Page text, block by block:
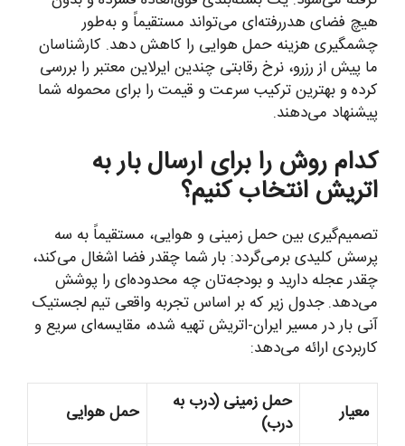
هیچ فضای هدررفته‌ای می‌تواند مستقیماً و به‌طور
چشمگیری هزینه حمل هوایی را کاهش دهد. کارشناسان
ما پیش از رزرو، نرخ رقابتی چندین ایرلاین معتبر را بررسی
کرده و بهترین ترکیب سرعت و قیمت را برای محموله شما
پیشنهاد می‌دهند.
کدام روش را برای ارسال بار به
اتریش انتخاب کنیم؟
تصمیم‌گیری بین حمل زمینی و هوایی، مستقیماً به سه
پرسش کلیدی برمی‌گردد: بار شما چقدر فضا اشغال می‌کند،
چقدر عجله دارید و بودجه‌تان چه محدوده‌ای را پوشش
می‌دهد. جدول زیر که بر اساس تجربه واقعی تیم لجستیک
آنی بار در مسیر ایران-اتریش تهیه شده، مقایسه‌ای سریع و
کاربردی ارائه می‌دهد:
معیار
حمل زمینی (درب به
درب)
حمل هوایی